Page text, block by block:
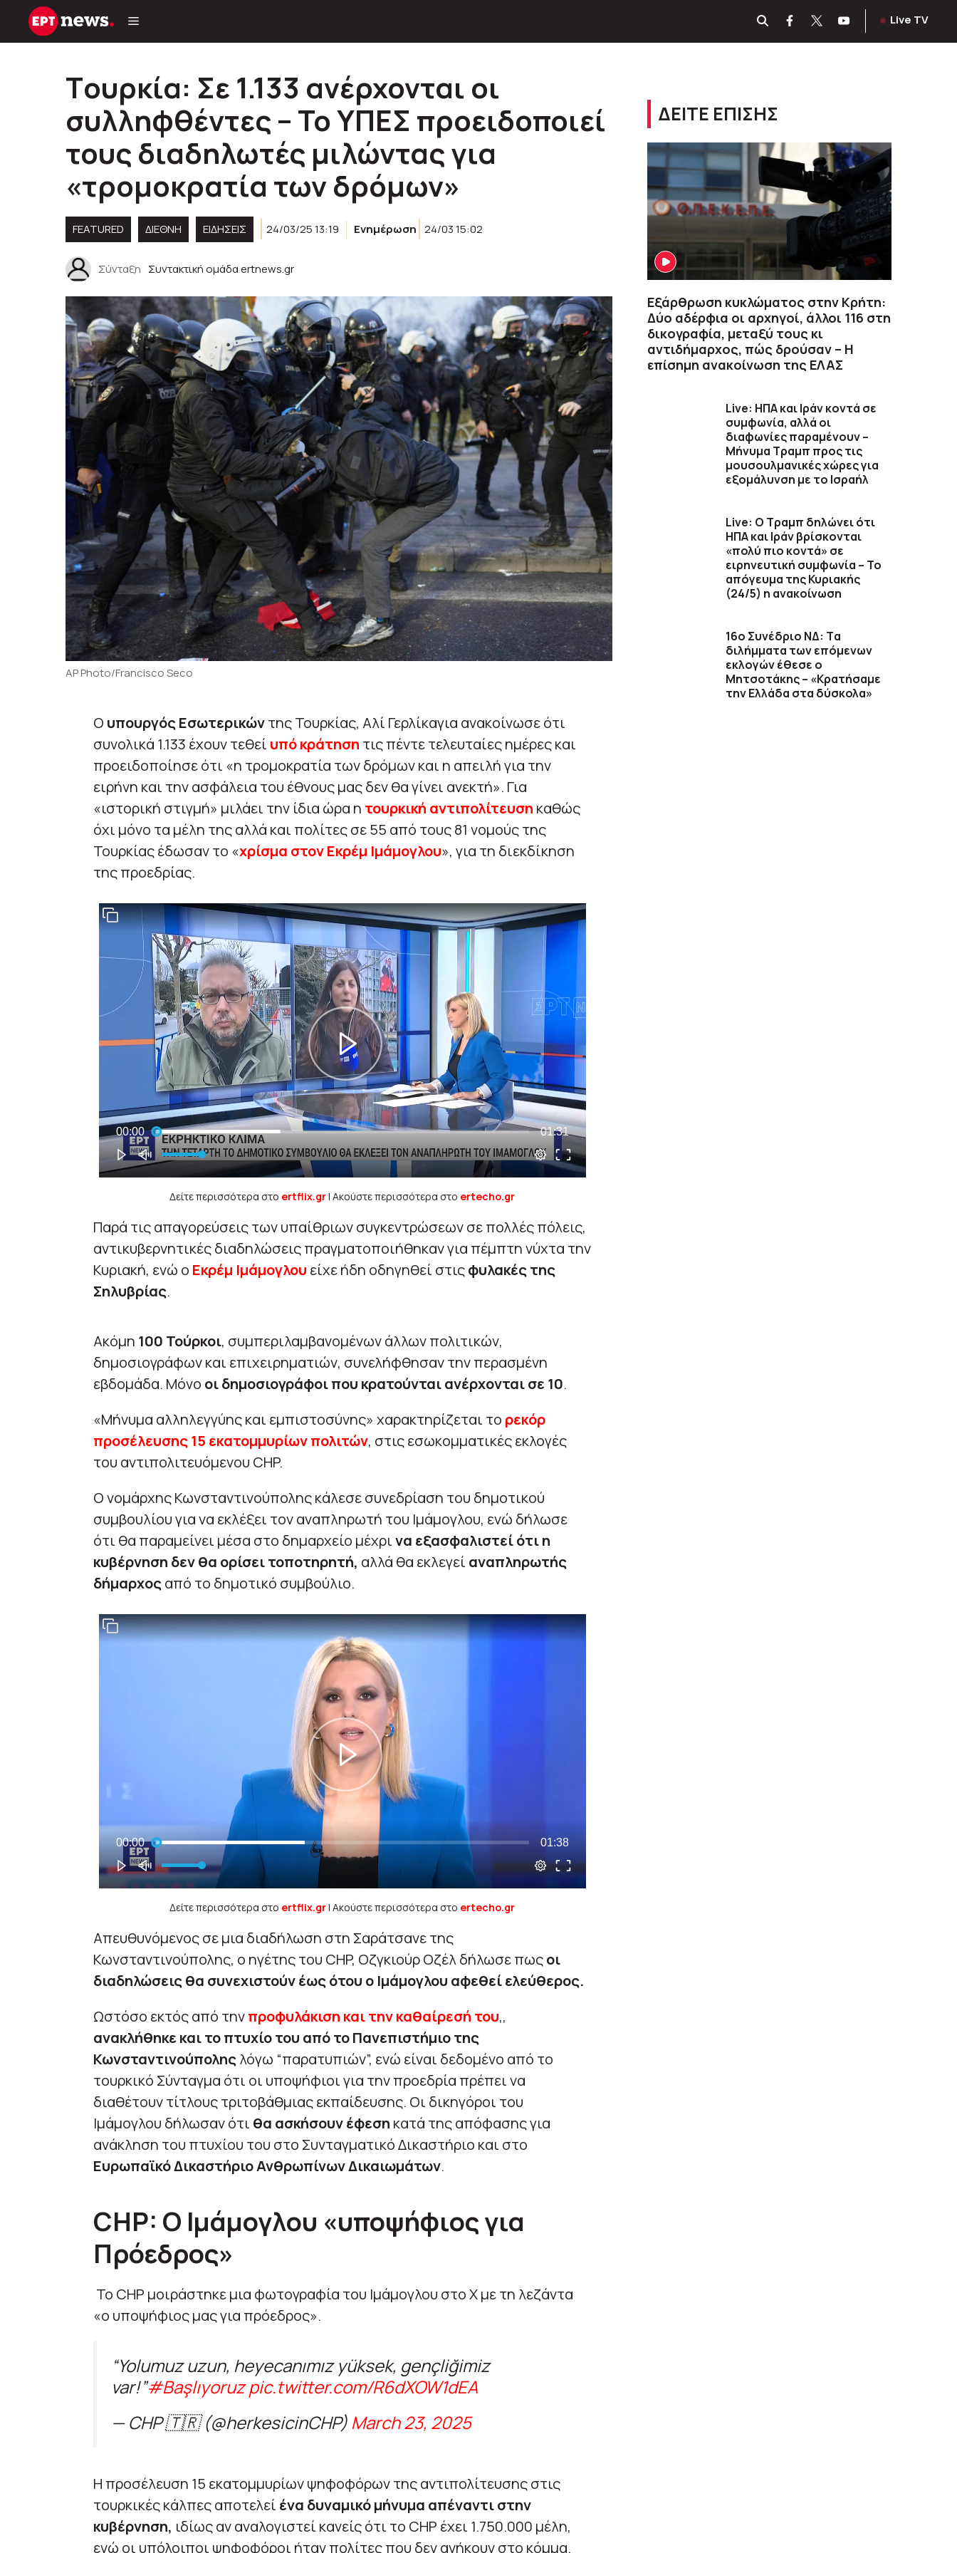
Μετάβαση
Live TV
Tουρκία: Σε 1.133 ανέρχονται οι
συλληφθέντες – Το ΥΠΕΣ προειδοποιεί
τους διαδηλωτές μιλώντας για
«τρομοκρατία των δρόμων»
FEATURED ΔΙΕΘΝΗ ΕΙΔΗΣΕΙΣ 24/03/25 13:19 Ενημέρωση 24/03 15:02
Σύνταξη Συντακτική ομάδα ertnews.gr
AP Photo/Francisco Seco
Ο υπουργός Εσωτερικώντης Τουρκίας, Αλί Γερλίκαγια ανακοίνωσε ότι
συνολικά 1.133 έχουν τεθεί υπό κράτηση τις πέντε τελευταίες ημέρες και
προειδοποίησε ότι «η τρομοκρατία των δρόμων και η απειλή για την
ειρήνη και την ασφάλεια του έθνους μας δεν θα γίνει ανεκτή». Για
«ιστορική στιγμή» μιλάει την ίδια ώρα η τουρκική αντιπολίτευση καθώς
όχι μόνο τα μέλη της αλλά και πολίτες σε 55 από τους 81 νομούς της
Τουρκίας έδωσαν το «χρίσμα στον Εκρέμ Ιμάμογλου», για τη διεκδίκηση
της προεδρίας.
Δείτε περισσότερα στο ertflix.gr| Ακούστε περισσότερα στο ertecho.gr
Παρά τις απαγορεύσεις των υπαίθριων συγκεντρώσεων σε πολλές πόλεις,
αντικυβερνητικές διαδηλώσεις πραγματοποιήθηκαν για πέμπτη νύχτα την
Κυριακή, ενώ ο Εκρέμ Ιμάμογλου είχε ήδη οδηγηθεί στιςφυλακές της
Σηλυβρίας.
Ακόμη 100 Τούρκοι, συμπεριλαμβανομένων άλλων πολιτικών,
δημοσιογράφων και επιχειρηματιών, συνελήφθησαν την περασμένη
εβδομάδα. Μόνο οι δημοσιογράφοι που κρατούνται ανέρχονται σε 10.
«Μήνυμα αλληλεγγύης και εμπιστοσύνης» χαρακτηρίζεται το ρεκόρ
προσέλευσης 15 εκατομμυρίων πολιτών, στις εσωκομματικές εκλογές
του αντιπολιτευόμενου CHP.
Ο νομάρχης Κωνσταντινούπολης κάλεσε συνεδρίαση του δημοτικού
συμβουλίου για να εκλέξει τον αναπληρωτή του Ιμάμογλου, ενώ δήλωσε
ότι θα παραμείνει μέσα στο δημαρχείο μέχρινα εξασφαλιστεί ότι η
κυβέρνηση δεν θα ορίσει τοποτηρητή, αλλά θα εκλεγεί αναπληρωτής
δήμαρχοςαπό το δημοτικό συμβούλιο.
Δείτε περισσότερα στο ertflix.gr| Ακούστε περισσότερα στο ertecho.gr
Απευθυνόμενος σε μια διαδήλωση στη Σαράτσανε της
Κωνσταντινούπολης, ο ηγέτης του CHP, Οζγκιούρ Οζέλ δήλωσε πωςοι
διαδηλώσεις θα συνεχιστούν έως ότου ο Ιμάμογλου αφεθεί ελεύθερος.
Ωστόσο εκτός από τηνπροφυλάκιση και την καθαίρεσή του,,
ανακλήθηκε και το πτυχίο του από το Πανεπιστήμιο της
Κωνσταντινούποληςλόγω “παρατυπιών”, ενώ είναι δεδομένο από το
τουρκικό Σύνταγμα ότι οι υποψήφιοι για την προεδρία πρέπει να
διαθέτουν τίτλους τριτοβάθμιας εκπαίδευσης. Οι δικηγόροι του
Ιμάμογλου δήλωσαν ότι θα ασκήσουν έφεση κατά της απόφασης για
ανάκληση του πτυχίου του στο Συνταγματικό Δικαστήριο και στο
Ευρωπαϊκό Δικαστήριο Ανθρωπίνων Δικαιωμάτων.
CHP: Ο Ιμάμογλου «υποψήφιος για
Πρόεδρος»
Το CHP μοιράστηκε μια φωτογραφία του Ιμάμογλου στο Χ με τη λεζάντα
«ο υποψήφιος μας για πρόεδρος».
“Yolumuz uzun, heyecanımız yüksek, gençliğimiz
var!”#Başlıyoruzpic.twitter.com/R6dXOW1dEA
— CHP 🇹🇷 (@herkesicinCHP)March 23, 2025
Η προσέλευση 15 εκατομμυρίων ψηφοφόρων της αντιπολίτευσης στις
τουρκικές κάλπες αποτελεί ένα δυναμικό μήνυμα απέναντι στην
κυβέρνηση, ιδίως αν αναλογιστεί κανείς ότι το CHP έχει 1.750.000 μέλη,
ενώ οι υπόλοιποι ψηφοφόροι ήταν πολίτες που δεν ανήκουν στο κόμμα.
ΔΕΙΤΕ ΕΠΙΣΗΣ
Εξάρθρωση κυκλώματος στην Κρήτη:
Δύο αδέρφια οι αρχηγοί, άλλοι 116 στη
δικογραφία, μεταξύ τους κι
αντιδήμαρχος, πώς δρούσαν – Η
επίσημη ανακοίνωση της ΕΛΑΣ
Live: ΗΠΑ και Ιράν κοντά σε
συμφωνία, αλλά οι
διαφωνίες παραμένουν –
Μήνυμα Τραμπ προς τις
μουσουλμανικές χώρες για
εξομάλυνση με το Ισραήλ
Live: Ο Τραμπ δηλώνει ότι
ΗΠΑ και Ιράν βρίσκονται
«πολύ πιο κοντά» σε
ειρηνευτική συμφωνία – Το
απόγευμα της Κυριακής
(24/5) η ανακοίνωση
16ο Συνέδριο ΝΔ: Tα
διλήμματα των επόμενων
εκλογών έθεσε ο
Μητσοτάκης – «Κρατήσαμε
την Ελλάδα στα δύσκολα»